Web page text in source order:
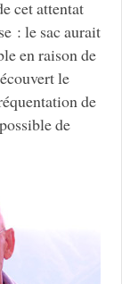
cet attentat
: le sac aurait
en raison de
le
de
de